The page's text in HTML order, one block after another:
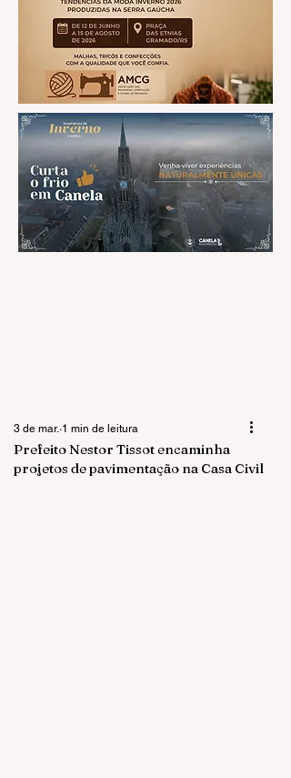
Prefeito Nestor Tissot encaminha
projetos de pavimentação na Casa Civil
3 de mar. 1 min de leitura